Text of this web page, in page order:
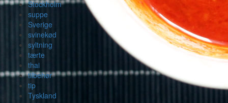
Stockholm
suppe
Sverige
svinekød
syltning
tærte
thai
tilbehør
tip
Tyskland